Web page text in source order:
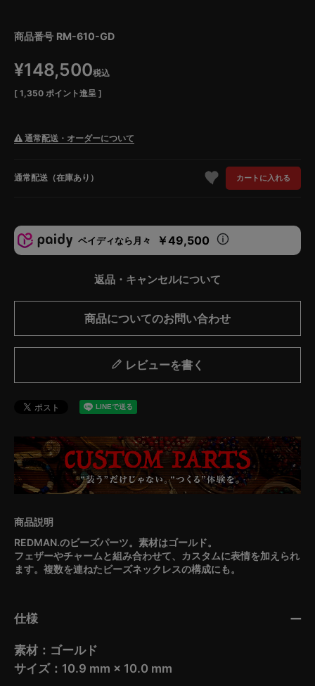
商品番号 RM-610-GD
¥148,500税込
[ 1,350 ポイント進呈 ]
通常配送・オーダーについて
通常配送（在庫あり） カートに入れる
ペイディなら月々 ￥49,500
返品・キャンセルについて
商品についてのお問い合わせ
レビューを書く
REDMAN.のビーズパーツ。素材はゴールド。
フェザーやチャームと組み合わせて、カスタムに表情を加えられ
ます。複数を連ねたビーズネックレスの構成にも。
仕様
素材：ゴールド
サイズ：10.9 mm × 10.0 mm